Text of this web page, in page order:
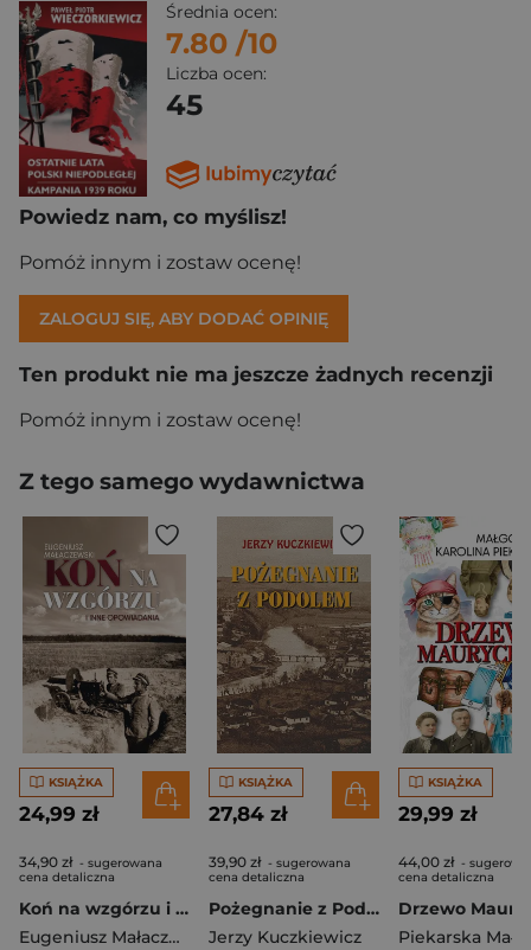
Średnia ocen:
7.80 /10
Liczba ocen:
45
Powiedz nam, co myślisz!
Pomóż innym i zostaw ocenę!
ZALOGUJ SIĘ, ABY DODAĆ OPINIĘ
Ten produkt nie ma jeszcze żadnych recenzji
Pomóż innym i zostaw ocenę!
Z tego samego wydawnictwa
KSIĄŻKA
24,99 zł
34,90 zł - sugerowana
cena detaliczna
Koń na wzgórzu i inne opowiadania
Eugeniusz Małaczewski
KSIĄŻKA
27,84 zł
39,90 zł - sugerowana
cena detaliczna
Pożegnanie z Podolem
Jerzy Kuczkiewicz
KSIĄŻKA
29,99 zł
44,00 zł -
cena detaliczna
Drzewo